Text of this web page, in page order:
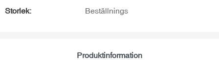
Storlek: Beställnings
Produktinformation